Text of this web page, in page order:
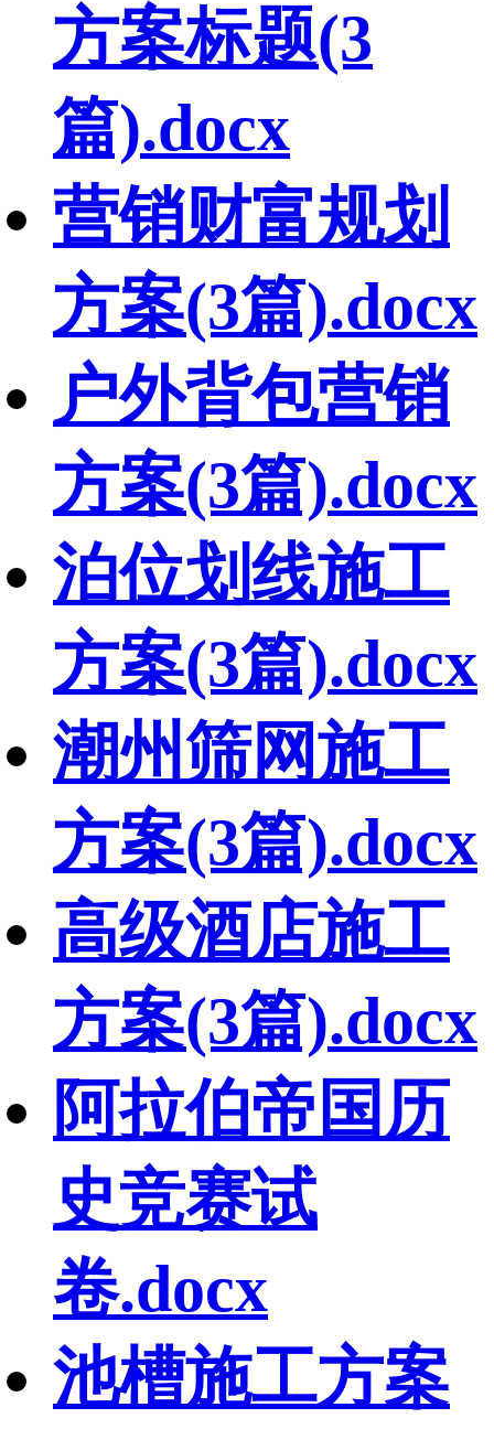
方案标题(3
篇).docx
营销财富规划
方案(3篇).docx
户外背包营销
方案(3篇).docx
泊位划线施工
方案(3篇).docx
潮州筛网施工
方案(3篇).docx
高级酒店施工
方案(3篇).docx
阿拉伯帝国历
史竞赛试
卷.docx
池槽施工方案